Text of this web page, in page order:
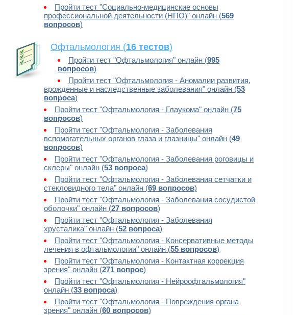
Пройти тест "Социально-медицинские основы
профессиональной деятельности (НПО)" онлайн (569
вопросов)
Офтальмология (16 тестов)
Пройти тест "Офтальмология" онлайн (995
вопросов)
Пройти тест "Офтальмология - Аномалии развития,
врожденные и наследственные заболевания" онлайн (53
вопроса)
Пройти тест "Офтальмология - Глаукома" онлайн (75
вопросов)
Пройти тест "Офтальмология - Заболевания
вспомогательных органов глаза и глазницы" онлайн (49
вопросов)
Пройти тест "Офтальмология - Заболевания роговицы и
склеры" онлайн (53 вопроса)
Пройти тест "Офтальмология - Заболевания сетчатки и
стекловидного тела" онлайн (69 вопросов)
Пройти тест "Офтальмология - Заболевания сосудистой
оболочки" онлайн (27 вопросов)
Пройти тест "Офтальмология - Заболевания
хрусталика" онлайн (52 вопроса)
Пройти тест "Офтальмология - Консервативные методы
лечения в офтальмологии" онлайн (55 вопросов)
Пройти тест "Офтальмология - Контактная коррекция
зрения" онлайн (271 вопрос)
Пройти тест "Офтальмология - Нейроофтальмология"
онлайн (33 вопроса)
Пройти тест "Офтальмология - Повреждения органа
зрения" онлайн (60 вопросов)